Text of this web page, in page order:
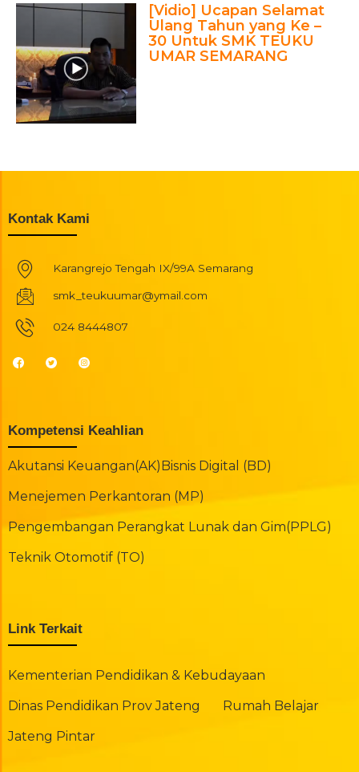
[Vidio] Ucapan Selamat
Ulang Tahun yang Ke –
30 Untuk SMK TEUKU
UMAR SEMARANG
Kontak Kami
Karangrejo Tengah IX/99A Semarang
smk_teukuumar@ymail.com
024 8444807
Kompetensi Keahlian
Akutansi Keuangan(AK)Bisnis Digital (BD)
Menejemen Perkantoran (MP)
Pengembangan Perangkat Lunak dan Gim(PPLG)
Teknik Otomotif (TO)
Link Terkait
Kementerian Pendidikan & Kebudayaan
Dinas Pendidikan Prov Jateng
Rumah Belajar
Jateng Pintar